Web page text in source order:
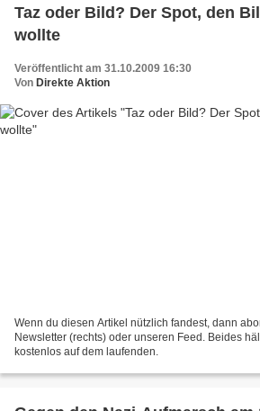
Taz oder Bild? Der Spot, den
wollte
Veröffentlicht am 31.10.2009 16:30
Von Direkte Aktion
Wenn du diesen Artikel nützlich fandest, dann
Newsletter (rechts) oder unseren Feed. Beides
kostenlos auf dem laufenden.